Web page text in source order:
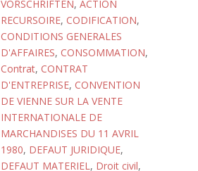
VORSCHRIFTEN, ACTION
RECURSOIRE, CODIFICATION,
CONDITIONS GENERALES
D'AFFAIRES, CONSOMMATION,
Contrat, CONTRAT
D'ENTREPRISE, CONVENTION
DE VIENNE SUR LA VENTE
INTERNATIONALE DE
MARCHANDISES DU 11 AVRIL
1980, DEFAUT JURIDIQUE,
DEFAUT MATERIEL, Droit civil,